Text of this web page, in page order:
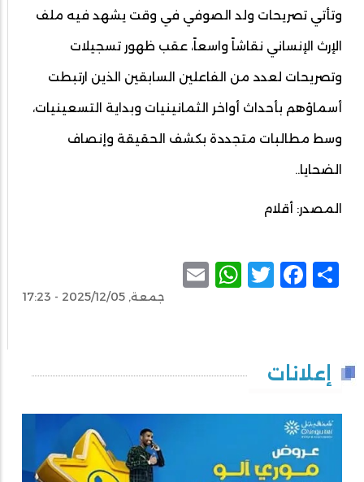
وتأتي تصريحات ولد الصوفي في وقت يشهد فيه ملف
الإرث الإنساني نقاشاً واسعاً، عقب ظهور تسجيلات
وتصريحات لعدد من الفاعلين السابقين الذين ارتبطت
أسماؤهم بأحداث أواخر الثمانينيات وبداية التسعينيات،
وسط مطالبات متجددة بكشف الحقيقة وإنصاف
الضحايا..
المصدر: أقلام
Share
Facebook
Twitter
WhatsApp
جمعة, 2025/12/05 - 17:23
إعلانات